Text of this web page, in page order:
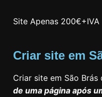
Site Apenas 200€+IVA
Criar site em
Criar site em São Brás
de uma página após